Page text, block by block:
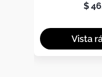
$ 46